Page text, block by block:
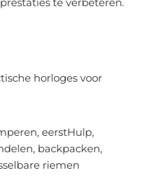
horloges voor
eerstHulp,
backpacken,
riemen